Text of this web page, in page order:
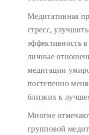
Медитативная
стресс,
эффективность
личные
медитации
постепенно
близких к
Многие
групповой